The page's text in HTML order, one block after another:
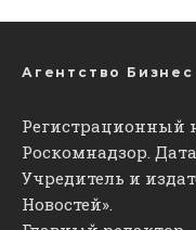
Агентство
Регистрационный
Роскомнадзор. Дата
Учредитель и
Новостей».